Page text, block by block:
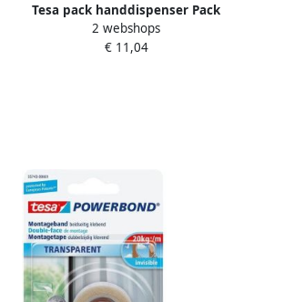
Tesa pack handdispenser Pack
&apos;n Go roze
2 webshops
€ 11,04